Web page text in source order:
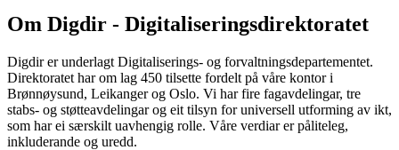
Om Digdir - Digitaliseringsdirektoratet
Digdir er underlagt Digitaliserings- og forvaltningsdepartementet.
Direktoratet har om lag 450 tilsette fordelt på våre kontor i
Brønnøysund, Leikanger og Oslo. Vi har fire fagavdelingar, tre
stabs- og støtteavdelingar og eit tilsyn for universell utforming av ikt,
som har ei særskilt uavhengig rolle. Våre verdiar er påliteleg,
inkluderande og uredd.